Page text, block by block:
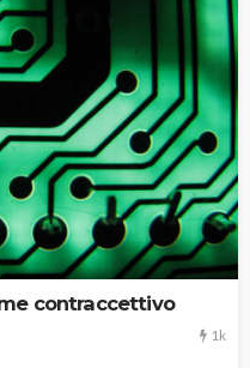
contraccettivo
1k